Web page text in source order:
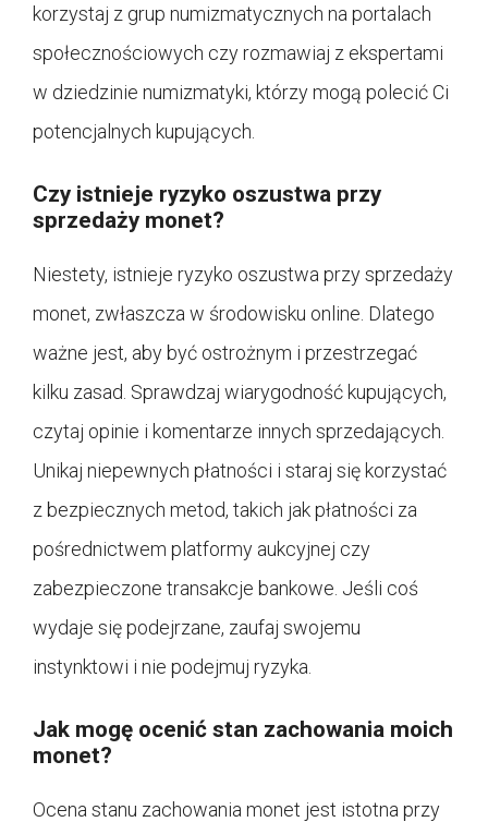
korzystaj z grup numizmatycznych na portalach
społecznościowych czy rozmawiaj z ekspertami
w dziedzinie numizmatyki, którzy mogą polecić Ci
potencjalnych kupujących.
Czy istnieje ryzyko oszustwa przy
sprzedaży monet?
Niestety, istnieje ryzyko oszustwa przy sprzedaży
monet, zwłaszcza w środowisku online. Dlatego
ważne jest, aby być ostrożnym i przestrzegać
kilku zasad. Sprawdzaj wiarygodność kupujących,
czytaj opinie i komentarze innych sprzedających.
Unikaj niepewnych płatności i staraj się korzystać
z bezpiecznych metod, takich jak płatności za
pośrednictwem platformy aukcyjnej czy
zabezpieczone transakcje bankowe. Jeśli coś
wydaje się podejrzane, zaufaj swojemu
instynktowi i nie podejmuj ryzyka.
Jak mogę ocenić stan zachowania moich
monet?
Ocena stanu zachowania monet jest istotna przy